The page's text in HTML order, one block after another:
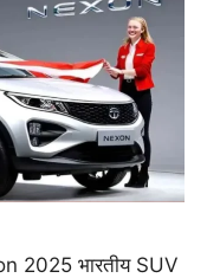
2025 भारतीय SUV